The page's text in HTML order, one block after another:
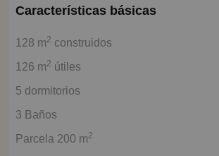
Características básicas
128 m2 construidos
126 m2 útiles
5 dormitorios
3 Baños
Parcela 200 m2